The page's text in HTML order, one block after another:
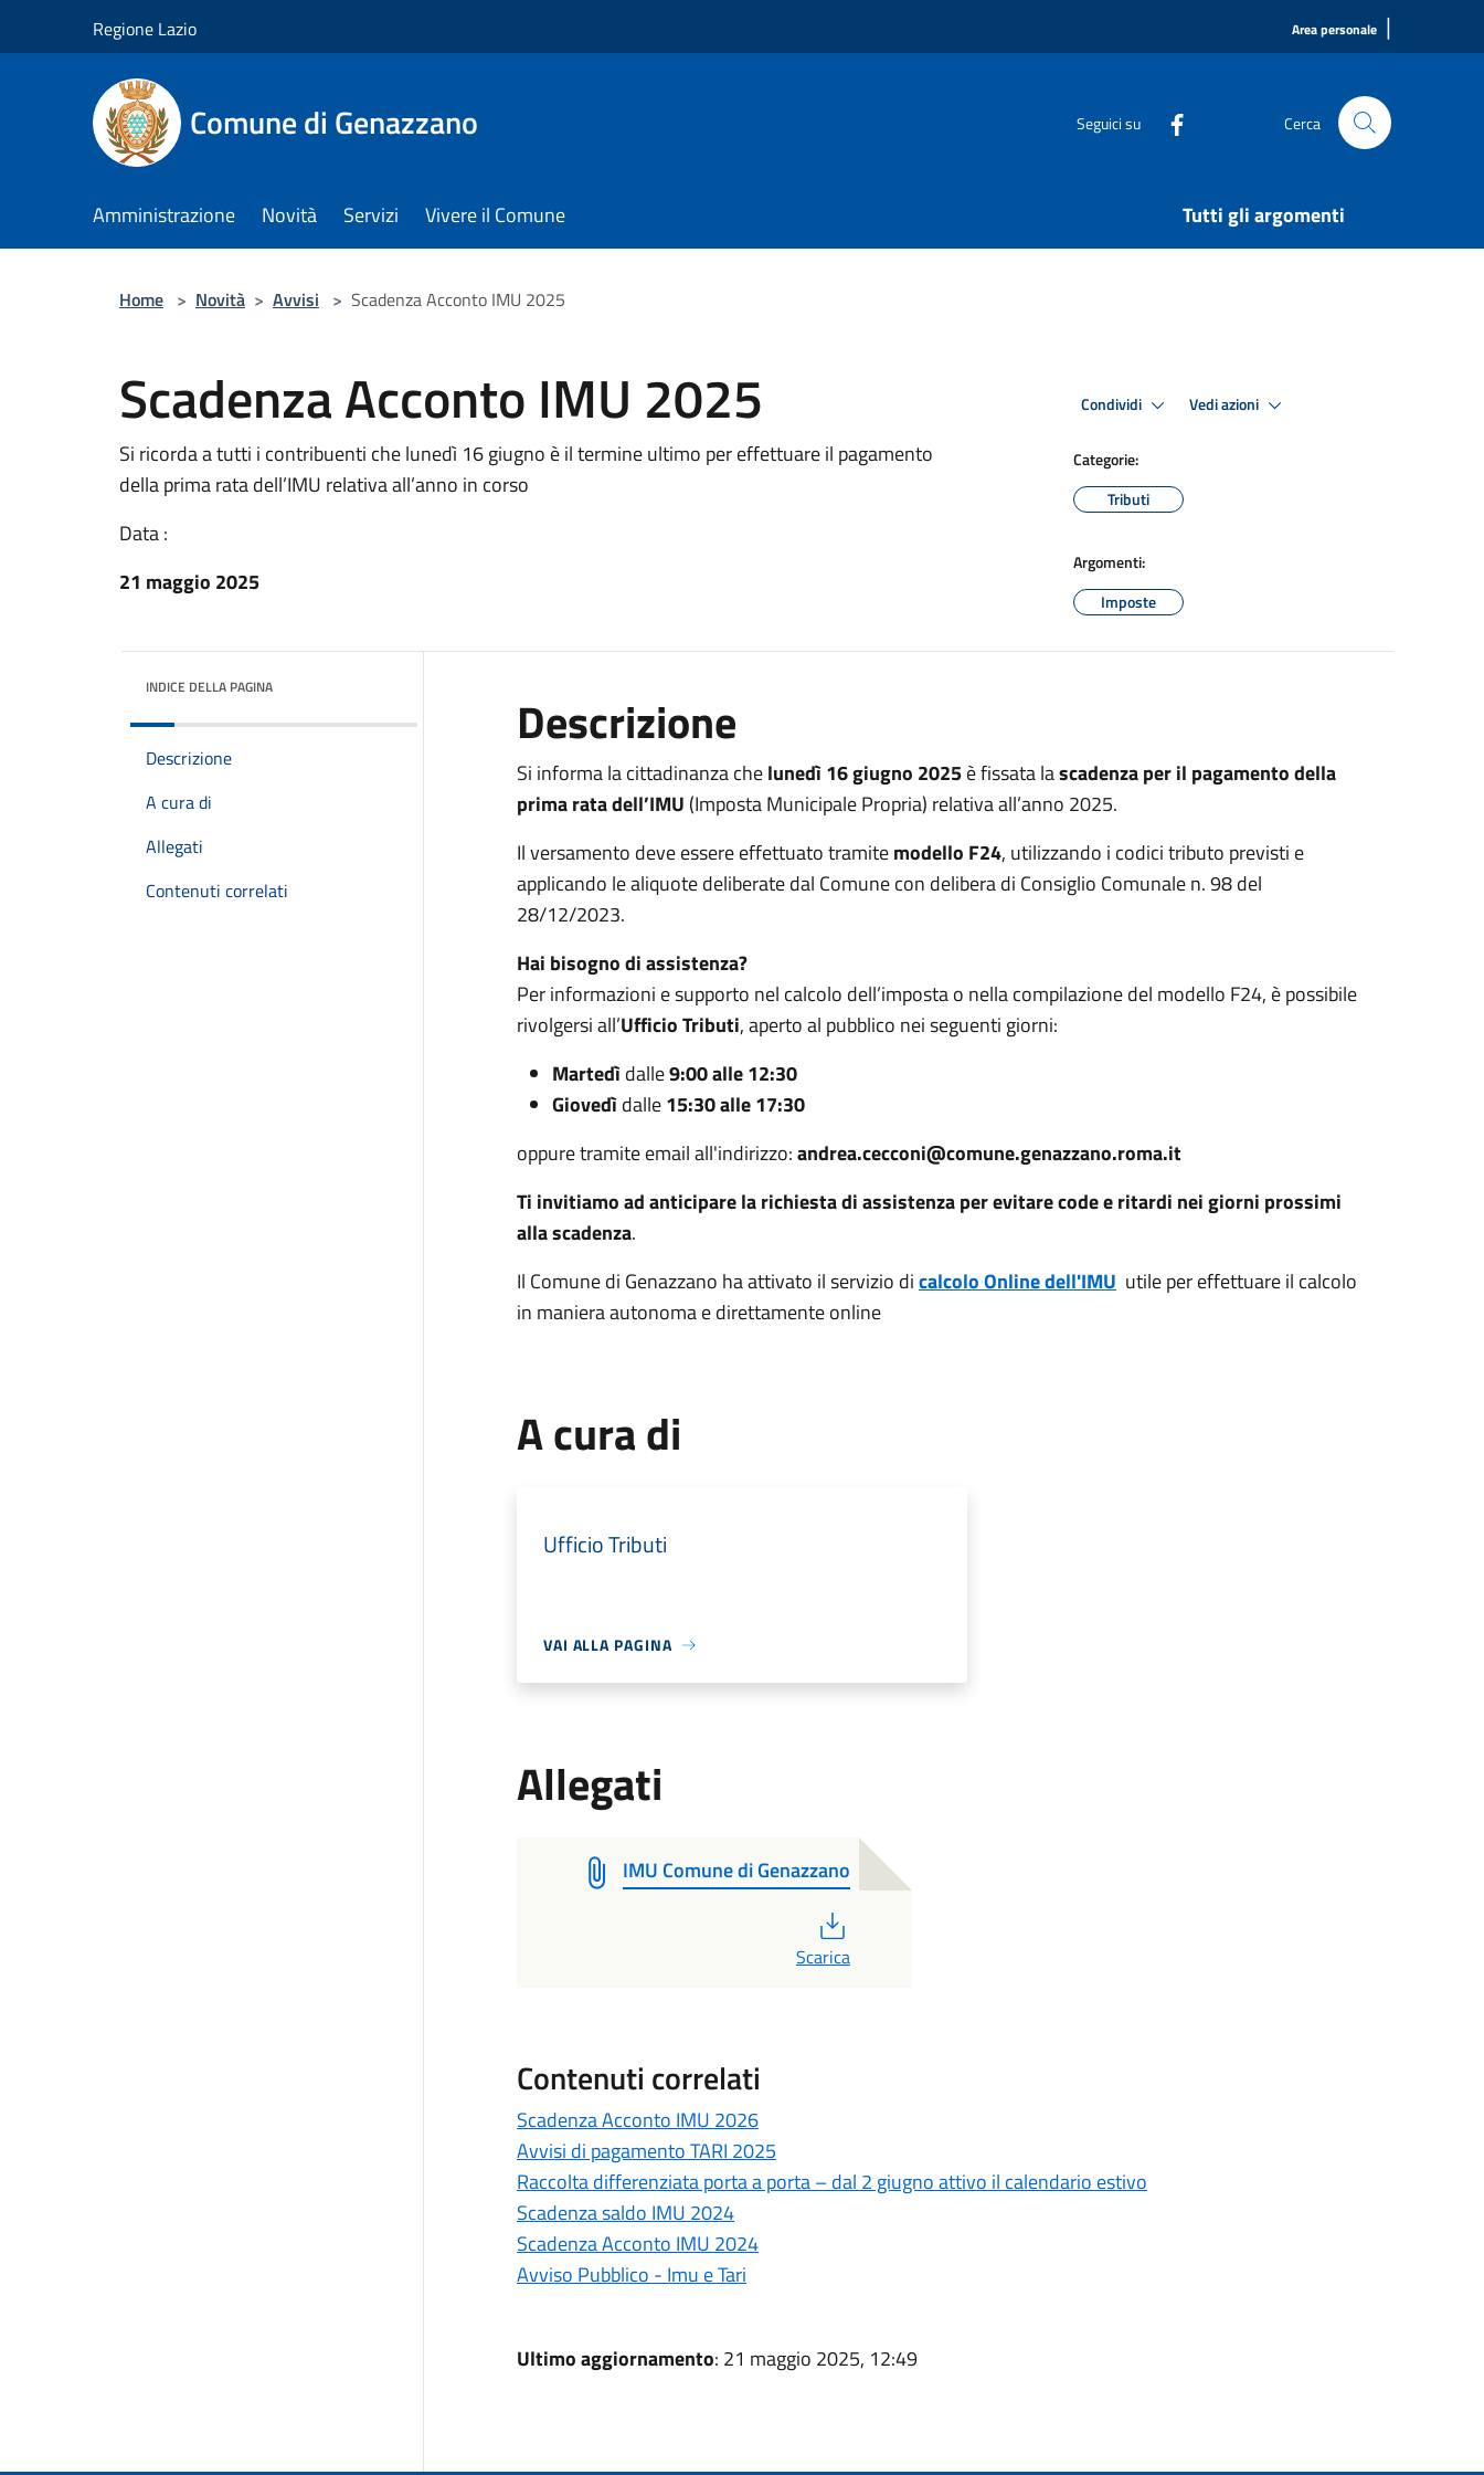
Regione Lazio Area personale |
Comune di Genazzano Seguici su Cerca
Amministrazione Novità Servizi Vivere il Comune Tutti gli argomenti
Home > Novità > Avvisi > Scadenza Acconto IMU 2025
Scadenza Acconto IMU 2025
Si ricorda a tutti i contribuenti che lunedì 16 giugno è il termine ultimo per effettuare il pagamento
della prima rata dell’IMU relativa all’anno in corso
Data :
21 maggio 2025
Condividi Vedi azioni
Categorie:
Tributi
Argomenti:
Imposte
INDICE DELLA PAGINA
Descrizione
A cura di
Allegati
Contenuti correlati
Descrizione
Si informa la cittadinanza chelunedì 16 giugno 2025è fissata lascadenza per il pagamento della
prima rata dell’IMU (Imposta Municipale Propria) relativa all’anno 2025.
Il versamento deve essere effettuato tramitemodello F24, utilizzando i codici tributo previsti e
applicando le aliquote deliberate dal Comune con delibera di Consiglio Comunale n. 98 del
28/12/2023.
Hai bisogno di assistenza?
Per informazioni e supporto nel calcolo dell’imposta o nella compilazione del modello F24, è possibile
rivolgersi all’Ufficio Tributi, aperto al pubblico nei seguenti giorni:
Martedì dalle9:00 alle 12:30
Giovedì dalle15:30 alle 17:30
oppure tramite email all'indirizzo:andrea.cecconi@comune.genazzano.roma.it
Ti invitiamo ad anticipare la richiesta di assistenza per evitare code e ritardi nei giorni prossimi
alla scadenza.
Il Comune di Genazzano ha attivato il servizio dicalcolo Online dell'IMU utile per effettuare il calcolo
in maniera autonoma e direttamente online
A cura di
Ufficio Tributi
VAI ALLA PAGINA
Allegati
IMU Comune di Genazzano
Scarica
Contenuti correlati
Scadenza Acconto IMU 2026
Avvisi di pagamento TARI 2025
Raccolta differenziata porta a porta – dal 2 giugno attivo il calendario estivo
Scadenza saldo IMU 2024
Scadenza Acconto IMU 2024
Avviso Pubblico - Imu e Tari
Ultimo aggiornamento: 21 maggio 2025, 12:49